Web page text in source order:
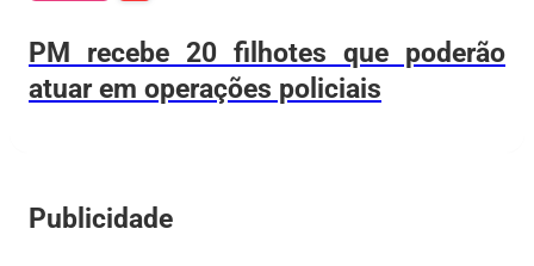
PM recebe 20 filhotes que poderão
atuar em operações policiais
Publicidade